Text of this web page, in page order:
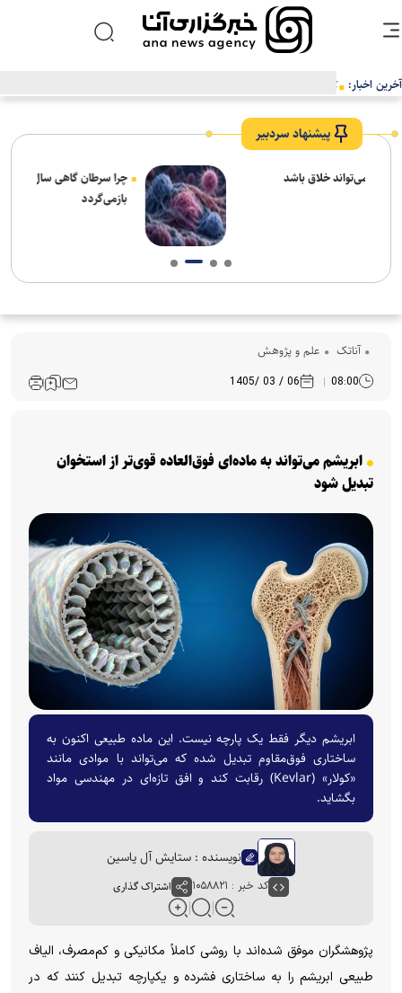
آخرین اخبار:
پیشنهاد سردبیر
چرا سرطان گاهی سال‌ها خاموش می‌ماند و بعد
بازمی‌گردد
آناتک علم و پژوهش
08:00
06 / 03 /1405
ابریشم می‌تواند به ماده‌ای فوق‌العاده قوی‌تر از استخوان
تبدیل شود
ابریشم دیگر فقط یک پارچه نیست. این ماده طبیعی اکنون به
ساختاری فوق‌مقاوم تبدیل شده که می‌تواند با موادی مانند
«کولار» (Kevlar) رقابت کند و افق تازه‌ای در مهندسی مواد
بگشاید.
نویسنده : ستایش آل یاسین
کد خبر : ۱۰۵۸۸۲۱ اشتراک گذاری
پژوهشگران موفق شده‌اند با روشی کاملاً مکانیکی و کم‌مصرف، الیاف
طبیعی ابریشم را به ساختاری فشرده و یکپارچه تبدیل کنند که در